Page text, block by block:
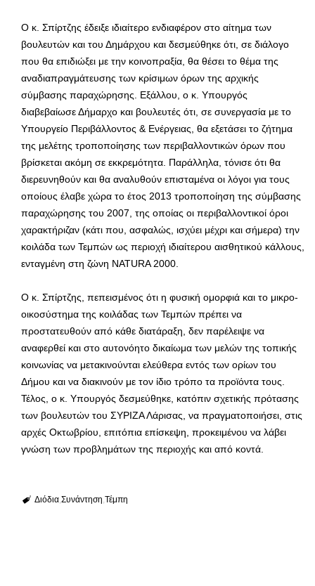
Ο κ. Σπίρτζης έδειξε ιδιαίτερο ενδιαφέρον στο αίτημα των
βουλευτών και του Δημάρχου και δεσμεύθηκε ότι, σε διάλογο
που θα επιδιώξει με την κοινοπραξία, θα θέσει το θέμα της
αναδιαπραγμάτευσης των κρίσιμων όρων της αρχικής
σύμβασης παραχώρησης. Εξάλλου, ο κ. Υπουργός
διαβεβαίωσε Δήμαρχο και βουλευτές ότι, σε συνεργασία με το
Υπουργείο Περιβάλλοντος & Ενέργειας, θα εξετάσει το ζήτημα
της μελέτης τροποποίησης των περιβαλλοντικών όρων που
βρίσκεται ακόμη σε εκκρεμότητα. Παράλληλα, τόνισε ότι θα
διερευνηθούν και θα αναλυθούν επισταμένα οι λόγοι για τους
οποίους έλαβε χώρα το έτος 2013 τροποποίηση της σύμβασης
παραχώρησης του 2007, της οποίας οι περιβαλλοντικοί όροι
χαρακτήριζαν (κάτι που, ασφαλώς, ισχύει μέχρι και σήμερα) την
κοιλάδα των Τεμπών ως περιοχή ιδιαίτερου αισθητικού κάλλους,
ενταγμένη στη ζώνη NATURA 2000.
Ο κ. Σπίρτζης, πεπεισμένος ότι η φυσική ομορφιά και το μικρο-
οικοσύστημα της κοιλάδας των Τεμπών πρέπει να
προστατευθούν από κάθε διατάραξη, δεν παρέλειψε να
αναφερθεί και στο αυτονόητο δικαίωμα των μελών της τοπικής
κοινωνίας να μετακινούνται ελεύθερα εντός των ορίων του
Δήμου και να διακινούν με τον ίδιο τρόπο τα προϊόντα τους.
Τέλος, ο κ. Υπουργός δεσμεύθηκε, κατόπιν σχετικής πρότασης
των βουλευτών του ΣΥΡΙΖΑ Λάρισας, να πραγματοποιήσει, στις
αρχές Οκτωβρίου, επιτόπια επίσκεψη, προκειμένου να λάβει
γνώση των προβλημάτων της περιοχής και από κοντά.
Διόδια Συνάντηση Τέμπη